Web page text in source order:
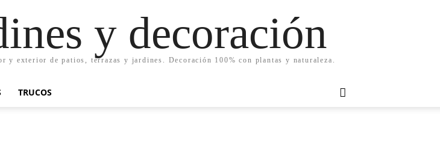
y decoración
exterior de patios, terrazas y jardines. Decoración 100% con plantas y naturaleza.
TRUCOS